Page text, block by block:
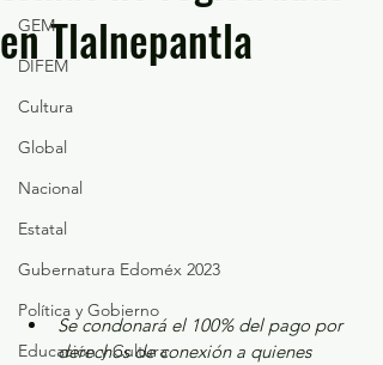
GEM
DIFEM
Cultura
Global
Nacional
Estatal
Gubernatura Edoméx 2023
Política y Gobierno
Educación y Cultura
en Tlalnepantla
Se condonará el 100% del pago por
derechos de conexión a quienes